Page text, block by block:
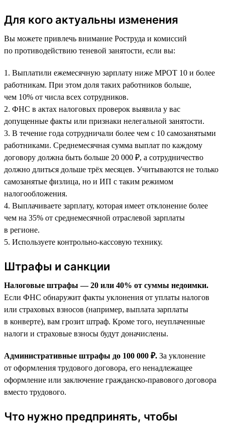
Для кого актуальны изменения
Вы можете привлечь внимание Роструда и комиссий
по противодействию теневой занятости, если вы:
1. Выплатили ежемесячную зарплату ниже МРОТ 10 и более
работникам. При этом доля таких работников больше,
чем 10% от числа всех сотрудников.
2. ФНС в актах налоговых проверок выявила у вас
допущенные факты или признаки нелегальной занятости.
3. В течение года сотрудничали более чем с 10 самозанятыми
работниками. Среднемесячная сумма выплат по каждому
договору должна быть больше 20 000 ₽, а сотрудничество
должно длиться дольше трёх месяцев. Учитываются не только
самозанятые физлица, но и ИП с таким режимом
налогообложения.
4. Выплачиваете зарплату, которая имеет отклонение более
чем на 35% от среднемесячной отраслевой зарплаты
в регионе.
5. Используете контрольно-кассовую технику.
Штрафы и санкции
Налоговые штрафы — 20 или 40% от суммы недоимки.
Если ФНС обнаружит факты уклонения от уплаты налогов
или страховых взносов (например, выплата зарплаты
в конверте), вам грозит штраф. Кроме того, неуплаченные
налоги и страховые взносы будут доначислены.
Административные штрафы до 100 000 ₽. За уклонение
от оформления трудового договора, его ненадлежащее
оформление или заключение гражданско-правового договора
вместо трудового.
Что нужно предпринять, чтобы